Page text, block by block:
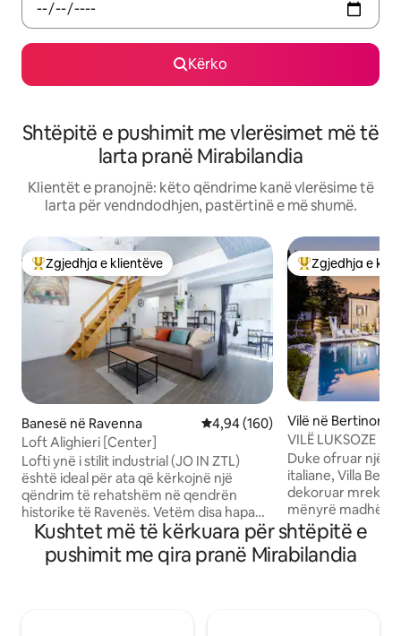
Kërko
Shtëpitë e pushimit me vlerësimet më të
larta pranë Mirabilandia
Klientët e pranojnë: këto qëndrime kanë vlerësime të
larta për vendndodhjen, pastërtinë e më shumë.
Më të mirat e zgjedhjeve të klientëve
Zgjedhja e klientëve
Banesë në Ravenna Vlerësimi mesatar 4,94 nga 5,
4,94 (160)
Loft Alighieri [Center]
Lofti ynë i stilit industrial (JO IN ZTL)
është ideal për ata që kërkojnë një
qëndrim të rehatshëm në qendrën
historike të Ravenës. Vetëm disa hapa
larg atraksioneve të trashëgimisë së
UNESCO-s, kjo hapësirë me koncept të
hapur ofron një atmosferë moderne
Më të mirat e
Zgjedhja e
Vilë në Bertinoro
VILË LUKSOZE
deti me pishinë
Duke ofruar një
italiane, Villa
dekoruar
mënyrë
fshatit të lashtë
mahnitëse të
piktoreske
Kushtet më të kërkuara për shtëpitë e
pushimit me qira pranë Mirabilandia